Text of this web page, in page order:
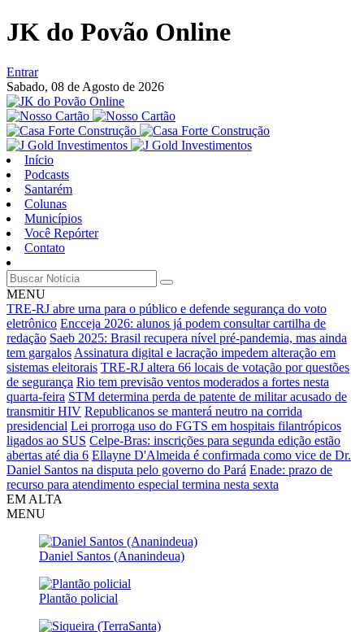
JK do Povão Online
Entrar
Sabado, 08 de Agosto de 2026
Início
Podcasts
Santarém
Colunas
Municípios
Você Repórter
Contato
MENU
TRE-RJ abre urna para o público e defende segurança do voto
eletrônico Encceja 2026: alunos já podem consultar cartilha de
redação Saeb 2025: Brasil recupera nível pré-pandemia, mas ainda
tem gargalos Assinatura digital e lacração impedem alteração em
sistemas eleitorais TRE-RJ altera 66 locais de votação por questões
de segurança Rio tem previsão ventos moderados a fortes nesta
quarta-feira STM determina perda de patente de militar acusado de
transmitir HIV Republicanos se manterá neutro na corrida
presidencial Lei prorroga uso do FGTS em hospitais filantrópicos
ligados ao SUS Celpe-Bras: inscrições para segunda edição estão
abertas até dia 6 Ellayne D'Almeida é confirmada como vice de Dr.
Daniel Santos na disputa pelo governo do Pará Enade: prazo de
recurso para atendimento especial termina nesta sexta
EM ALTA
MENU
Daniel Santos (Ananindeua)
Plantão policial